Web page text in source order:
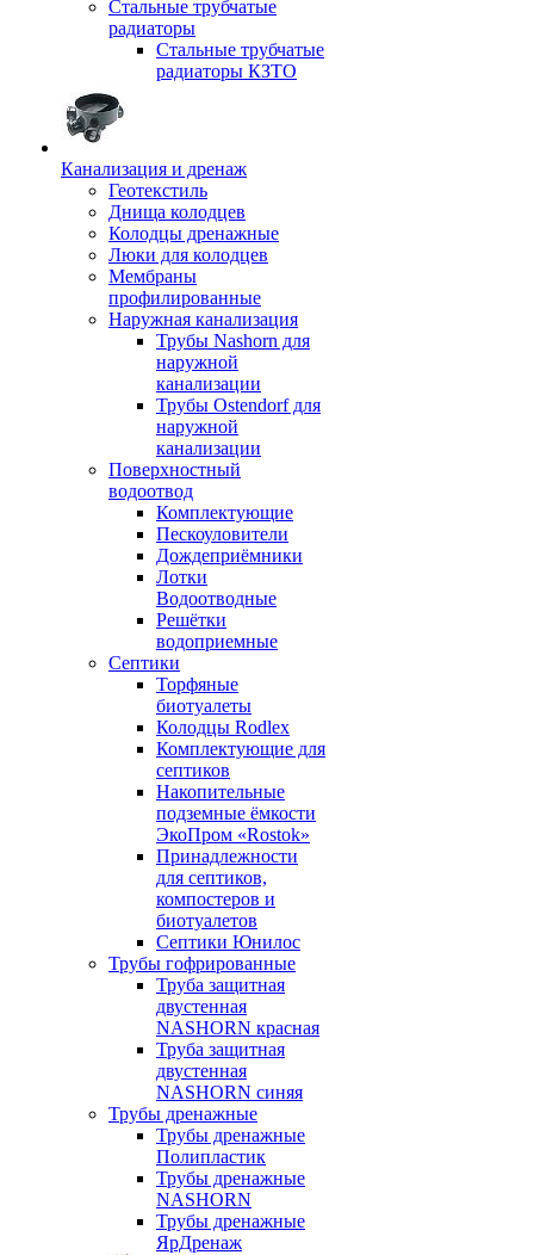
Стальные трубчатые
радиаторы
Стальные трубчатые
радиаторы КЗТО
Канализация и дренаж
Геотекстиль
Днища колодцев
Колодцы дренажные
Люки для колодцев
Мембраны
профилированные
Наружная канализация
Трубы Nashorn для
наружной
канализации
Трубы Ostendorf для
наружной
канализации
Поверхностный
водоотвод
Комплектующие
Пескоуловители
Дождеприёмники
Лотки
Водоотводные
Решётки
водоприемные
Септики
Торфяные
биотуалеты
Колодцы Rodlex
Комплектующие для
септиков
Накопительные
подземные ёмкости
ЭкоПром «Rostok»
Принадлежности
для септиков,
компостеров и
биотуалетов
Септики Юнилос
Трубы гофрированные
Труба защитная
двустенная
NASHORN красная
Труба защитная
двустенная
NASHORN синяя
Трубы дренажные
Трубы дренажные
Полипластик
Трубы дренажные
NASHORN
Трубы дренажные
ЯрДренаж